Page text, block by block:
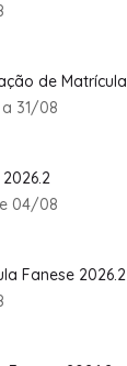
de Matrícula
31/08
04/08
Fanese 2026.2